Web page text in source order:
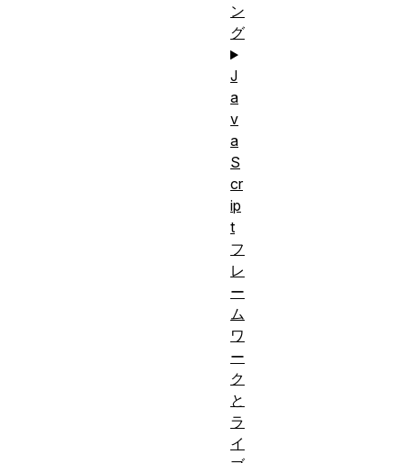
ン
グ
J
a
v
a
S
cr
ip
t
フ
レ
ー
ム
ワ
ー
ク
と
ラ
イ